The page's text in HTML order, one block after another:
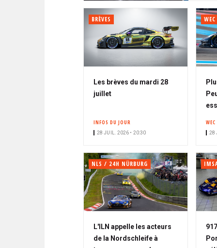
BRÈVES
Les brèves du mardi 28
juillet
INFOS DU JOUR
28 JUIL. 2026 • 20:30
WEC
WEC
28
NLS / 24H NÜRBURG
L'ILN appelle les acteurs
de la Nordschleife à